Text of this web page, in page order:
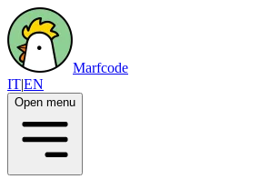
Marfcode
IT|EN
Open menu